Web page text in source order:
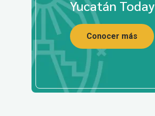
Yucatán Today
Conocer más